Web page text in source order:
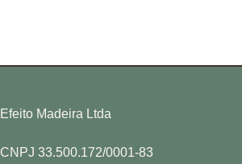
Efeito Madeira Ltda
CNPJ 33.500.172/0001-83